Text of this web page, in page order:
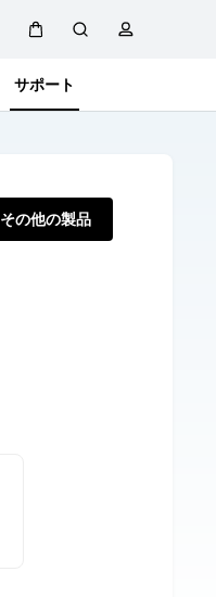
サポート
その他の製品